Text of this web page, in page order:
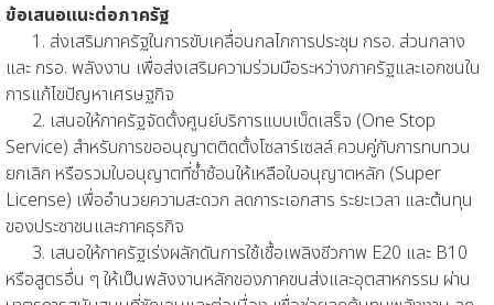
ข้อเสนอแนะต่อภาครัฐ
1. ส่งเสริมภาครัฐในการขับเคลื่อนกลไกการประชุม กรอ. ส่วนกลาง
และ กรอ. พลังงาน เพื่อส่งเสริมความร่วมมือระหว่างภาครัฐและเอกชนใน
การแก้ไขปัญหาเศรษฐกิจ
2. เสนอให้ภาครัฐจัดตั้งศูนย์บริการแบบเบ็ดเสร็จ (One Stop
Service) สำหรับการขออนุญาตติดตั้งโซลาร์เซลล์ ควบคู่กับการทบทวน
ยกเลิก หรือรวมใบอนุญาตที่ซ้ำซ้อนให้เหลือใบอนุญาตหลัก (Super
License) เพื่ออำนวยความสะดวก ลดภาระเอกสาร ระยะเวลา และต้นทุน
ของประชาชนและภาคธุรกิจ
3. เสนอให้ภาครัฐเร่งผลักดันการใช้เชื้อเพลิงชีวภาพ E20 และ B10
หรือสูตรอื่น ๆ ให้เป็นพลังงานหลักของภาคขนส่งและอุตสาหกรรม ผ่าน